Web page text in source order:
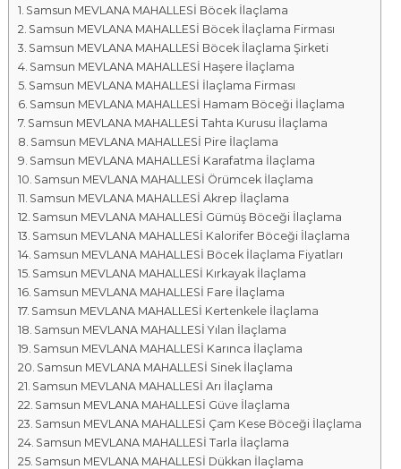
a
l
a
r
ı
Samsun MEVLANA MAHALLESİ Böcek İlaçlama
Samsun MEVLANA MAHALLESİ Böcek İlaçlama Firması
Samsun MEVLANA MAHALLESİ Böcek İlaçlama Şirketi
Samsun MEVLANA MAHALLESİ Haşere İlaçlama
Samsun MEVLANA MAHALLESİ İlaçlama Firması
Samsun MEVLANA MAHALLESİ Hamam Böceği İlaçlama
Samsun MEVLANA MAHALLESİ Tahta Kurusu İlaçlama
Samsun MEVLANA MAHALLESİ Pire İlaçlama
Samsun MEVLANA MAHALLESİ Karafatma İlaçlama
Samsun MEVLANA MAHALLESİ Örümcek İlaçlama
Samsun MEVLANA MAHALLESİ Akrep İlaçlama
Samsun MEVLANA MAHALLESİ Gümüş Böceği İlaçlama
Samsun MEVLANA MAHALLESİ Kalorifer Böceği İlaçlama
Samsun MEVLANA MAHALLESİ Böcek İlaçlama Fiyatları
Samsun MEVLANA MAHALLESİ Kırkayak İlaçlama
Samsun MEVLANA MAHALLESİ Fare İlaçlama
Samsun MEVLANA MAHALLESİ Kertenkele İlaçlama
Samsun MEVLANA MAHALLESİ Yılan İlaçlama
Samsun MEVLANA MAHALLESİ Karınca İlaçlama
Samsun MEVLANA MAHALLESİ Sinek İlaçlama
Samsun MEVLANA MAHALLESİ Arı İlaçlama
Samsun MEVLANA MAHALLESİ Güve İlaçlama
Samsun MEVLANA MAHALLESİ Çam Kese Böceği İlaçlama
Samsun MEVLANA MAHALLESİ Tarla İlaçlama
Samsun MEVLANA MAHALLESİ Dükkan İlaçlama